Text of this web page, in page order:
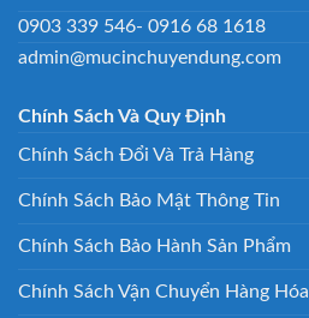
0903 339 546- 0916 68 1618
admin@mucinchuyendung.com
Chính Sách Và Quy Định
Chính Sách Đổi Và Trả Hàng
Chính Sách Bảo Mật Thông Tin
Chính Sách Bảo Hành Sản Phẩm
Chính Sách Vận Chuyển Hàng Hóa